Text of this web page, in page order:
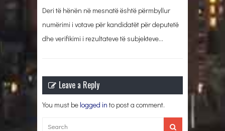
Deri të hënën në mesnatë është përmbyllur
numërimi i votave për kandidatët për deputetë
dhe verifikimi i rezultateve të subjekteve…
Leave a Reply
You must be logged in to post a comment.